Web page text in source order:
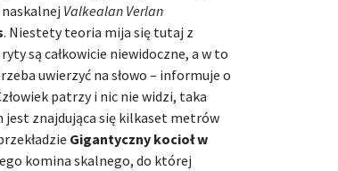
Valkealan Verlan
. Niestety teoria mija się tutaj z
są całkowicie niewidoczne, a w to
uwierzyć na słowo – informuje o
patrzy i nic nie widzi, taka
znajdująca się kilkaset metrów
Gigantyczny kocioł w
komina skalnego, do której